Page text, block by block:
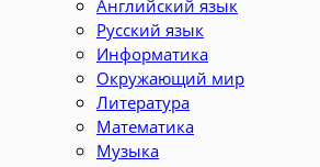
Английский язык
Русский язык
Информатика
Окружающий мир
Литература
Математика
Музыка